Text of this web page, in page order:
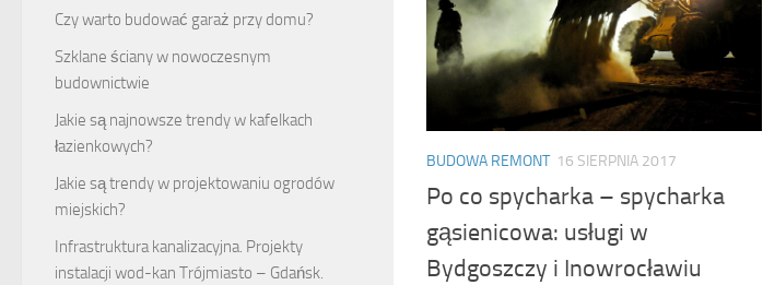
BUDOWA REMONT 16 SIERPNIA 2017
Po co spycharka – spycharka
gąsienicowa: usługi w
Bydgoszczy i Inowrocławiu
Czy warto budować garaż przy domu?
Szklane ściany w nowoczesnym
budownictwie
Jakie są najnowsze trendy w kafelkach
łazienkowych?
Jakie są trendy w projektowaniu ogrodów
miejskich?
Infrastruktura kanalizacyjna. Projekty
instalacji wod-kan Trójmiasto – Gdańsk.